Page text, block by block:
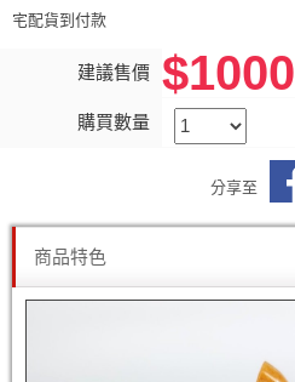
宅配貨到付款
建議售價 $1000
購買數量
分享至
商品特色